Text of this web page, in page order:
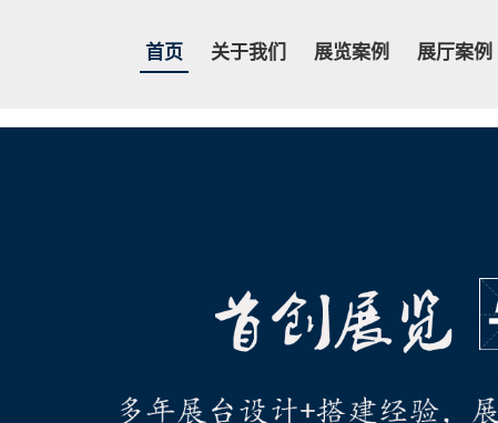
首页 关于我们 展览案例 展厅案例